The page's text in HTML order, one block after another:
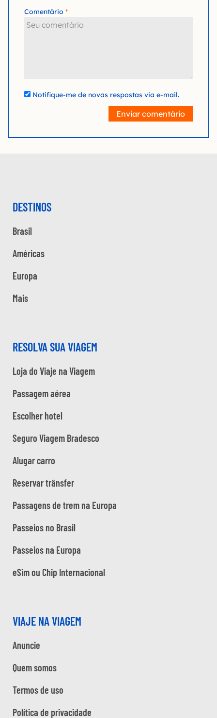
Comentário
Notifique-me de novas respostas via e-mail.
Enviar comentário
DESTINOS
Brasil
Américas
Europa
Mais
RESOLVA SUA VIAGEM
Loja do Viaje na Viagem
Passagem aérea
Escolher hotel
Seguro Viagem Bradesco
Alugar carro
Reservar trânsfer
Passagens de trem na Europa
Passeios no Brasil
Passeios na Europa
eSim ou Chip Internacional
VIAJE NA VIAGEM
Anuncie
Quem somos
Termos de uso
Política de privacidade